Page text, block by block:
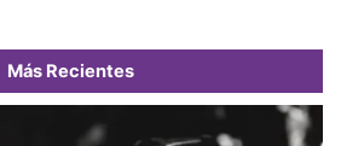
Más Recientes